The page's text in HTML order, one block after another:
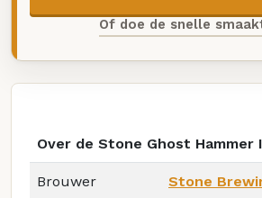
Of doe de snelle
Over de Stone Ghost Hammer
Brouwer Stone